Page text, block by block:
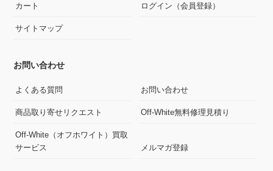
カート ログイン（会員登録）
サイトマップ
お問い合わせ
よくある質問 お問い合わせ
商品取り寄せリクエスト Off-White無料修理見積り
Off-White（オフホワイト）買取
サービス
メルマガ登録